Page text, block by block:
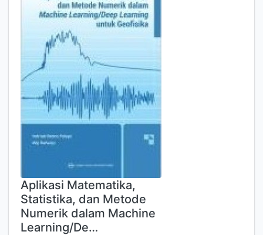
Aplikasi Matematika,
Statistika, dan Metode
Numerik dalam Machine
Learning/De…